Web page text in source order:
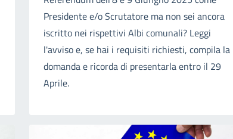
Presidente e/o Scrutatore ma non sei ancora
iscritto nei rispettivi Albi comunali? Leggi
l'avviso e, se hai i requisiti richiesti, compila la
domanda e ricorda di presentarla entro il 29
Aprile.